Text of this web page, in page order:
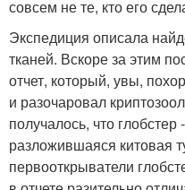
совсем не те, кто его
Экспедиция описала
тканей. Вскоре за этим
отчет, который, увы,
и разочаровал
получалось, что глобстер
разложившаяся китовая
первооткрыватели